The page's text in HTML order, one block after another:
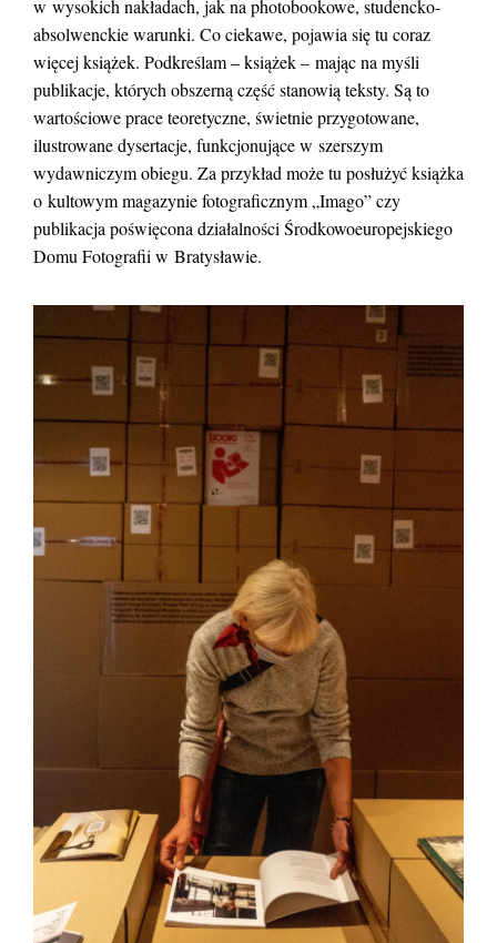
w wysokich nakładach, jak na photobookowe, studencko-
absolwenckie warunki. Co ciekawe, pojawia się tu coraz
więcej książek. Podkreślam – książek – mając na myśli
publikacje, których obszerną część stanowią teksty. Są to
wartościowe prace teoretyczne, świetnie przygotowane,
ilustrowane dysertacje, funkcjonujące w szerszym
wydawniczym obiegu. Za przykład może tu posłużyć książka
o kultowym magazynie fotograficznym „Imago” czy
publikacja poświęcona działalności Środkowoeuropejskiego
Domu Fotografii w Bratysławie.